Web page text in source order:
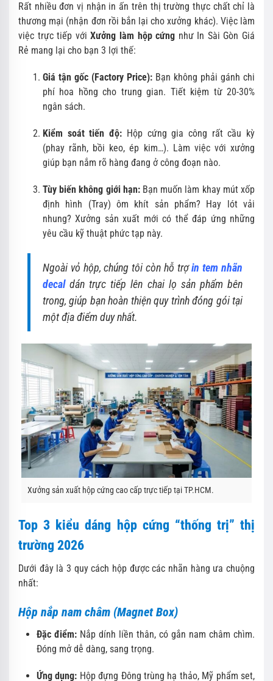
Rất nhiều đơn vị nhận in ấn trên thị trường thực chất chỉ là
thương mại (nhận đơn rồi bắn lại cho xưởng khác). Việc làm
việc trực tiếp vớiXưởng làm hộp cứng như In Sài Gòn Giá
Rẻ mang lại cho bạn 3 lợi thế:
Giá tận gốc (Factory Price): Bạn không phải gánh chi
phí hoa hồng cho trung gian. Tiết kiệm từ 20-30%
ngân sách.
Kiểm soát tiến độ: Hộp cứng gia công rất cầu kỳ
(phay rãnh, bồi keo, ép kim…). Làm việc với xưởng
giúp bạn nắm rõ hàng đang ở công đoạn nào.
Tùy biến không giới hạn:Bạn muốn làm khay mút xốp
định hình (Tray) ôm khít sản phẩm? Hay lót vải
nhung? Xưởng sản xuất mới có thể đáp ứng những
yêu cầu kỹ thuật phức tạp này.
Ngoài vỏ hộp, chúng tôi còn hỗ trợin tem nhãn
decaldán trực tiếp lên chai lọ sản phẩm bên
trong, giúp bạn hoàn thiện quy trình đóng gói tại
một địa điểm duy nhất.
Xưởng sản xuất hộp cứng cao cấp trực tiếp tại TP.HCM.
Top 3 kiểu dáng hộp cứng “thống trị” thị
trường 2026
Dưới đây là 3 quy cách hộp được các nhãn hàng ưa chuộng
nhất:
Hộp nắp nam châm (Magnet Box)
Đặc điểm: Nắp dính liền thân, có gắn nam châm chìm.
Đóng mở dễ dàng, sang trọng.
Ứng dụng: Hộp đựng Đông trùng hạ thảo, Mỹ phẩm set,